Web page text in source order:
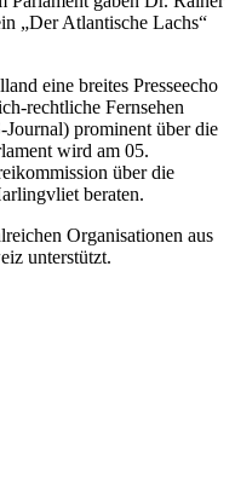
„Der Atlantische Lachs“
eine breites Presseecho
rechtliche Fernsehen
prominent über die
wird am 05.
über die
beraten.
Organisationen aus
unterstützt.